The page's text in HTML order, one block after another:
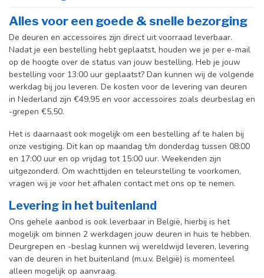
Alles voor een goede & snelle bezorging
De deuren en accessoires zijn direct uit voorraad leverbaar.
Nadat je een bestelling hebt geplaatst, houden we je per e-mail
op de hoogte over de status van jouw bestelling. Heb je jouw
bestelling voor 13:00 uur geplaatst? Dan kunnen wij de volgende
werkdag bij jou leveren. De kosten voor de levering van deuren
in Nederland zijn €49,95 en voor accessoires zoals deurbeslag en
-grepen €5,50.
Het is daarnaast ook mogelijk om een bestelling af te halen bij
onze vestiging. Dit kan op maandag t/m donderdag tussen 08:00
en 17:00 uur en op vrijdag tot 15:00 uur. Weekenden zijn
uitgezonderd. Om wachttijden en teleurstelling te voorkomen,
vragen wij je voor het afhalen contact met ons op te nemen.
Levering in het buitenland
Ons gehele aanbod is ook leverbaar in België, hierbij is het
mogelijk om binnen 2 werkdagen jouw deuren in huis te hebben.
Deurgrepen en -beslag kunnen wij wereldwijd leveren, levering
van de deuren in het buitenland (m.u.v. België) is momenteel
alleen mogelijk op aanvraag.